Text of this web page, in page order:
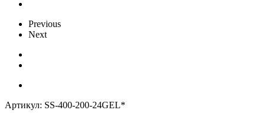
Previous
Next
Артикул: SS-400-200-24GEL*